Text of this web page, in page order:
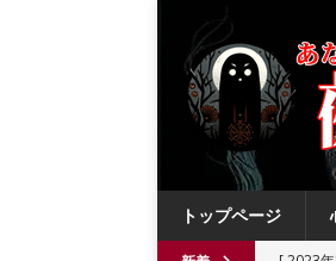
トップページ